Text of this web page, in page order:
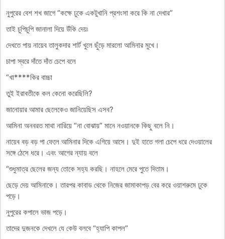
নুপুরের বেশ শখ জাগে “কক্ষে ঢুকে একটুখানি প্রশংসা করে কি না দেখার”
তাই চুপিচুপি জানালা দিয়ে উঁকি দেয়৷
দেখতে পায় নায়েব তালুকদার শার্ট খুলে ছুঁড়ে মারলো আমিনার মুখে।
চাপা স্বরে দাঁতে দাঁত চেপে বলে
“খা****কির বাচ্চা
তুই ইরাবতীকে কল কেনো করেছিলি?
জানোয়ার আমার ছেলেকেও জানিয়েছিস এসব?
আমিনা অনবরত মাথা নারিয়ে “না বোঝায়” মানে নওয়ানকে কিছু বলে নি।
নায়েব বড় বড় পা ফেলে আমিনার দিকে এগিয়ে আসে। দুই হাতে গলা চেপে ধরে দেওয়ালের
সঙ্গে ঠেসে ধরে। এবং আগের ন্যায় বলে
“শুধুমাত্র ছেলের জন্য তোকে সহ্য করছি। নাহলে মেরে পুতে দিতাম।
ছেড়ে দেয় আমিনাকে। তারপর কাবাড থেকে নিজের জামাকাপড় বের করে ওয়াশরুমে ঢুকে
পড়ে।
নুপুরের কপালে ভাজ পড়ে।
তাদের দুজনকে দেখলে যে কেউ বলবে “হ্যাপি কাপল”